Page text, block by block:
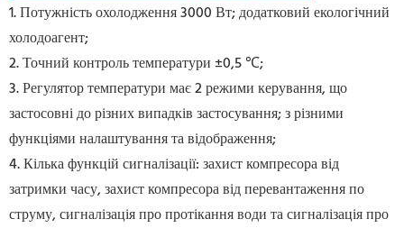
1. Потужність охолодження 3000 Вт; додатковий екологічний
холодоагент;
2. Точний контроль температури ±0,5 ℃;
3. Регулятор температури має 2 режими керування, що
застосовні до різних випадків застосування; з різними
функціями налаштування та відображення;
4. Кілька функцій сигналізації: захист компресора від
затримки часу, захист компресора від перевантаження по
струму, сигналізація про протікання води та сигналізація про